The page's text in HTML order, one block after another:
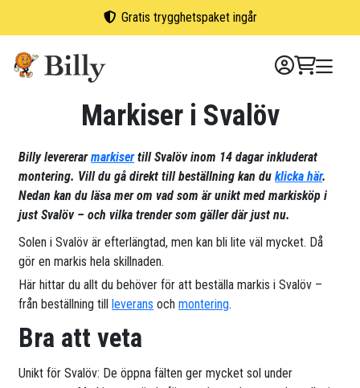
Gratis trygghetspaket ingår
Markiser i Svalöv
Billy levererarmarkisertill Svalöv inom 14 dagar inkluderat
montering. Vill du gå direkt till beställning kan duklicka här.
Nedan kan du läsa mer om vad som är unikt med markisköp i
just Svalöv – och vilka trender som gäller där just nu.
Solen i Svalöv är efterlängtad, men kan bli lite väl mycket. Då
gör en markis hela skillnaden.
Här hittar du allt du behöver för att beställa markis i Svalöv –
från beställning tillleverans ochmontering.
Bra att veta
Unikt för Svalöv: De öppna fälten ger mycket sol under